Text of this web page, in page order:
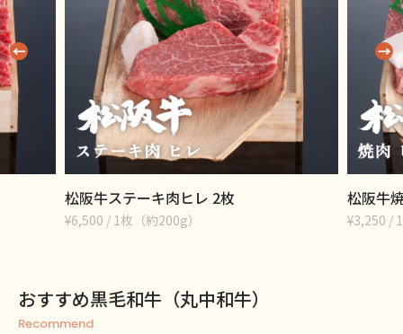
松阪牛ステーキ肉ヒレ 2枚
¥6,500 / 1枚（約200g）
松阪牛
¥3,250 /
おすすめ黒毛和牛（丸中和牛）
Recommend